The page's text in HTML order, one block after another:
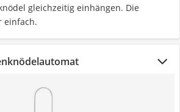
gleichzeitig einhängen. Die
einfach.